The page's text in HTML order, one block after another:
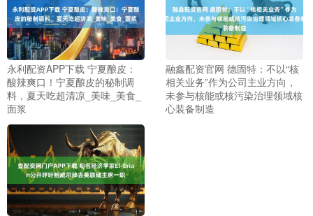
永利配资APP下载 宁夏酿皮：
酸辣爽口！宁夏酿皮的秘制调
料，夏天吃超清凉_美味_美食_
面浆
融鑫配资官网 德固特：不以“核
相关业务”作为公司主业方向，
未参与核能或核污染治理领域核
心装备制造